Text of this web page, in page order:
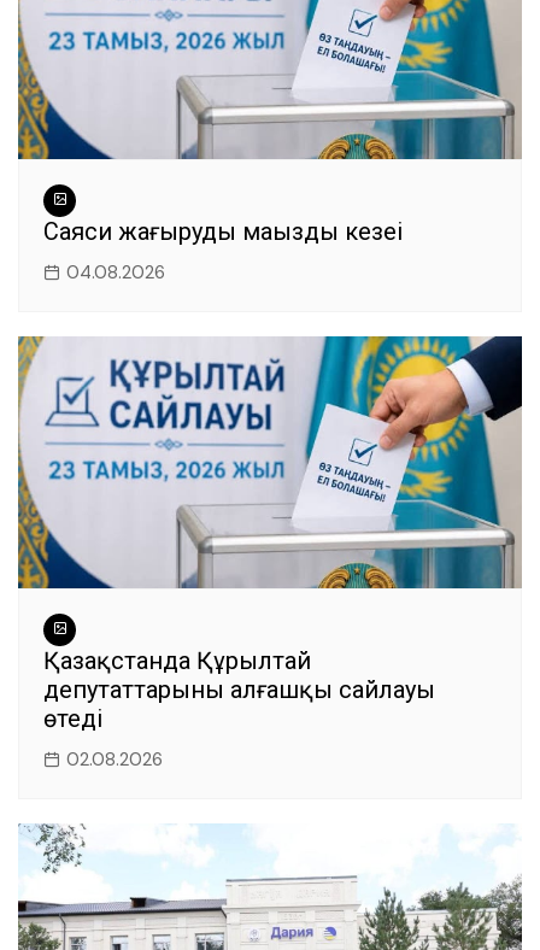
Саяси жаңғырудың маңызды кезеңі
04.08.2026
Қазақстанда Құрылтай
депутаттарының алғашқы сайлауы
өтеді
02.08.2026